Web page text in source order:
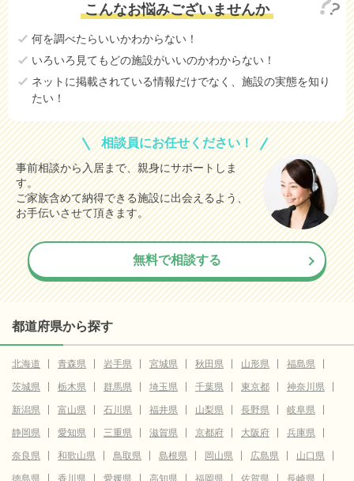
こんなお悩みございませんか
何を調べたらいいかわからない！
いろいろ見てもどの施設がいいのかわからない！
ネットに掲載されている情報だけでなく、施設の実態を知り
たい！
相談員にお任せください！
事前相談から入居まで、親身にサポートしま
す。
ご家族含めて納得できる施設に出会えるよう、
お手伝いさせて頂きます。
無料で相談する
都道府県から探す
北海道 青森県 岩手県 宮城県 秋田県 山形県
福島県
茨城県
栃木県 群馬県 埼玉県 千葉県 東京都
神奈川県
新潟県
富山県 石川県 福井県 山梨県 長野県
岐阜県
静岡県
愛知県 三重県 滋賀県 京都府 大阪府
兵庫県
奈良県
和歌山県 鳥取県 島根県 岡山県 広島県
山口県
徳島県
香川県 愛媛県 高知県 福岡県 佐賀県 長崎県